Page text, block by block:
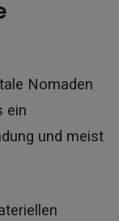
Nomaden
ein
und meist